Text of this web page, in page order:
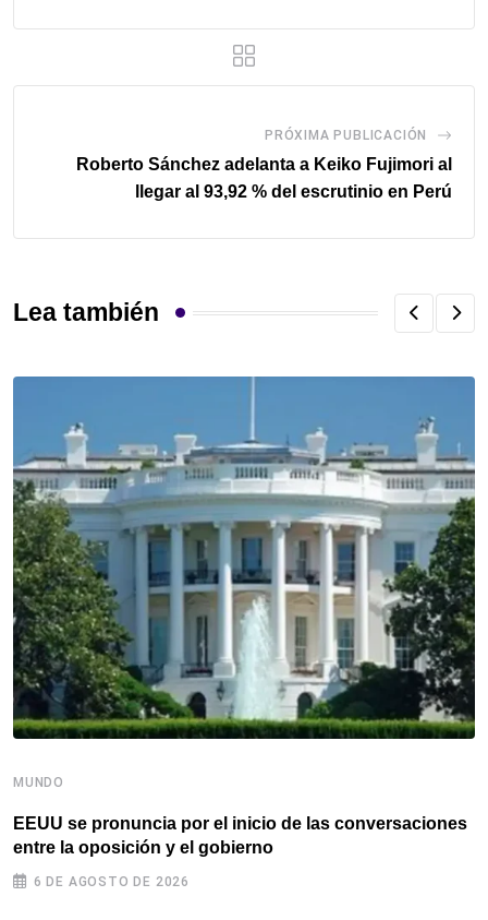
PRÓXIMA PUBLICACIÓN
Roberto Sánchez adelanta a Keiko Fujimori al
llegar al 93,92 % del escrutinio en Perú
Lea también
MUNDO
EEUU se pronuncia por el inicio de las conversaciones
entre la oposición y el gobierno
6 DE AGOSTO DE 2026